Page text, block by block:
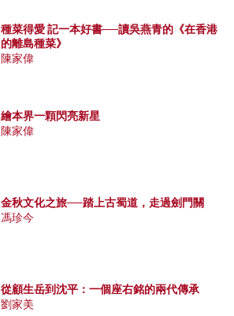
種菜得愛 記一本好書──讀吳燕青的《在香港
的離島種菜》
陳家偉
繪本界一顆閃亮新星
陳家偉
金秋文化之旅──踏上古蜀道，走過劍門關
馮珍今
從顧生岳到沈平：一個座右銘的兩代傳承
劉家美